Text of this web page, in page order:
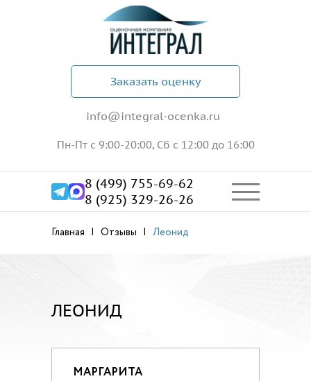
Заказать оценку
info@integral-ocenka.ru
Пн-Пт с 9:00-20:00, Сб с 12:00 до 16:00
8 (499) 755-69-62
8 (925) 329-26-26
Главная Отзывы Леонид
ЛЕОНИД
МАРГАРИТА